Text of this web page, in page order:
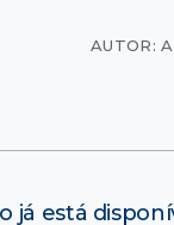
AUTOR:
já está